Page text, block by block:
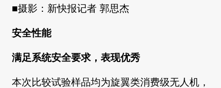
■摄影：新快报记者 郭思杰
安全性能
满足系统安全要求，表现优秀
本次比较试验样品均为旋翼类消费级无人机，